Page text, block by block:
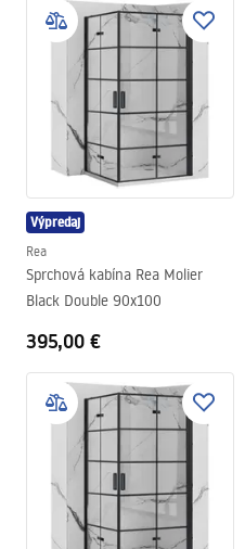
Výpredaj
Rea
Sprchová kabína Rea Molier
Black Double 90x100
395,00 €